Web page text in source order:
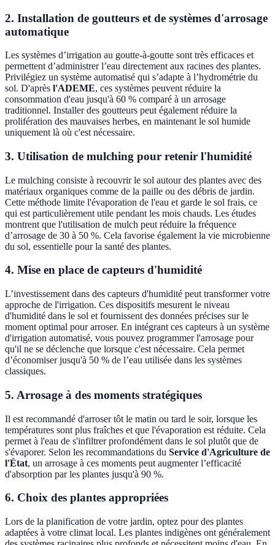
2. Installation de goutteurs et de systèmes d'arrosage
automatique
Les systèmes d’irrigation au goutte-à-goutte sont très efficaces et
permettent d’administrer l’eau directement aux racines des plantes.
Privilégiez un système automatisé qui s’adapte à l’hydrométrie du
sol. D'après l'ADEME, ces systèmes peuvent réduire la
consommation d'eau jusqu'à 60 % comparé à un arrosage
traditionnel. Installer des goutteurs peut également réduire la
prolifération des mauvaises herbes, en maintenant le sol humide
uniquement là où c'est nécessaire.
3. Utilisation de mulching pour retenir l'humidité
Le mulching consiste à recouvrir le sol autour des plantes avec des
matériaux organiques comme de la paille ou des débris de jardin.
Cette méthode limite l'évaporation de l'eau et garde le sol frais, ce
qui est particulièrement utile pendant les mois chauds. Les études
montrent que l'utilisation de mulch peut réduire la fréquence
d’arrosage de 30 à 50 %. Cela favorise également la vie microbienne
du sol, essentielle pour la santé des plantes.
4. Mise en place de capteurs d'humidité
L’investissement dans des capteurs d'humidité peut transformer votre
approche de l'irrigation. Ces dispositifs mesurent le niveau
d'humidité dans le sol et fournissent des données précises sur le
moment optimal pour arroser. En intégrant ces capteurs à un système
d'irrigation automatisé, vous pouvez programmer l'arrosage pour
qu'il ne se déclenche que lorsque c'est nécessaire. Cela permet
d’économiser jusqu'à 50 % de l’eau utilisée dans les systèmes
classiques.
5. Arrosage à des moments stratégiques
Il est recommandé d'arroser tôt le matin ou tard le soir, lorsque les
températures sont plus fraîches et que l'évaporation est réduite. Cela
permet à l'eau de s'infiltrer profondément dans le sol plutôt que de
s'évaporer. Selon les recommandations du Service d'Agriculture de
l'État, un arrosage à ces moments peut augmenter l’efficacité
d'absorption par les plantes jusqu'à 90 %.
6. Choix des plantes appropriées
Lors de la planification de votre jardin, optez pour des plantes
adaptées à votre climat local. Les plantes indigènes ont généralement